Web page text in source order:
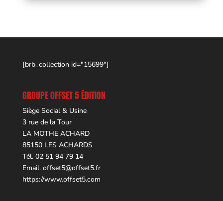
[brb_collection id="15699"]
GROUPE OFFSET 5 ÉDITION
Siège Social & Usine
3 rue de la Tour
LA MOTHE ACHARD
85150 LES ACHARDS
Tél. 02 51 94 79 14
Email. offset5@offset5.fr
https://www.offset5.com